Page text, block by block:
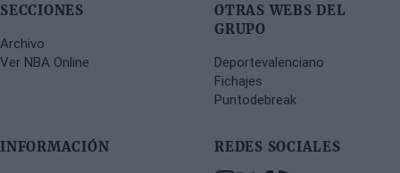
SECCIONES
Archivo
Ver NBA Online
OTRAS WEBS DEL
GRUPO
Deportevalenciano
Fichajes
Puntodebreak
INFORMACIÓN
REDES SOCIALES